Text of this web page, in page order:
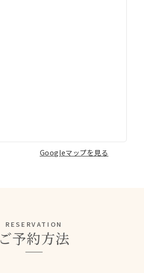
Googleマップを見る
RESERVATION
ご予約方法